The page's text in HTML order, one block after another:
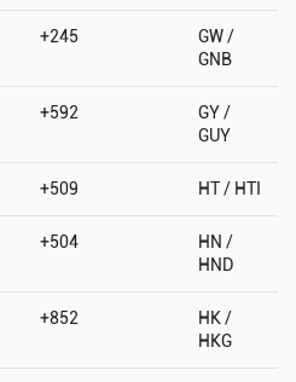
+245
GW /
GNB
+592
GY /
GUY
+509 HT / HTI
+504
HN /
HND
+852
HK /
HKG